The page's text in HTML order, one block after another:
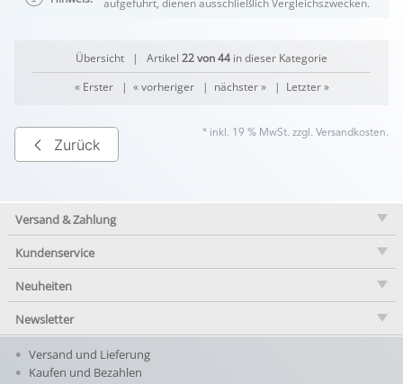
aufgeführt, dienen ausschließlich Vergleichszwecken.
Übersicht | Artikel 22 von 44 in dieser Kategorie
« Erster| « vorheriger| nächster »| Letzter »
Zurück
* inkl. 19 % MwSt. zzgl. Versandkosten.
Versand & Zahlung
Kundenservice
Neuheiten
Newsletter
Versand und Lieferung
Kaufen und Bezahlen